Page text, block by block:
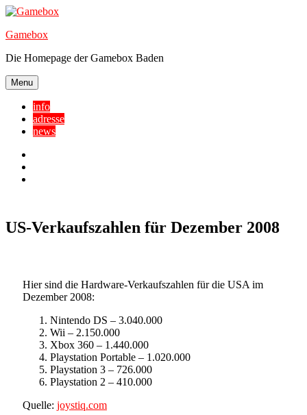
Skip
content
Gamebox
Die Homepage der Gamebox Baden
Menu
info
adresse
news
US-Verkaufszahlen für Dezember 2008
Hier sind die Hardware-Verkaufszahlen für die USA im
Dezember 2008:
Nintendo DS – 3.040.000
Wii – 2.150.000
Xbox 360 – 1.440.000
Playstation Portable – 1.020.000
Playstation 3 – 726.000
Playstation 2 – 410.000
Quelle: joystiq.com